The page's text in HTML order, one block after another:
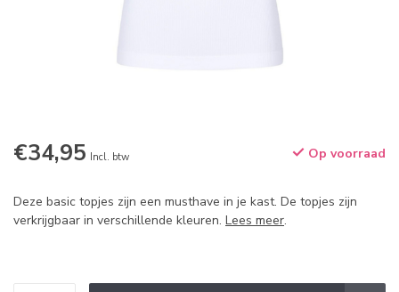
€34,95 Incl. btw Op voorraad
Deze basic topjes zijn een musthave in je kast. De topjes zijn
verkrijgbaar in verschillende kleuren. Lees meer.